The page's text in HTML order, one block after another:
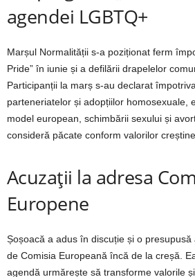
agendei LGBTQ+
Marșul Normalității s-a poziționat ferm
Pride” în iunie și a defilării drapelelor
Participanții la marș s-au declarat
parteneriatelor și adopțiilor homosexuale,
model european, schimbării sexului și
consideră păcate conform valorilor creștine.
Acuzații la adresa
Europene
Șoșoacă a adus în discuție și o
de Comisia Europeană încă de la creșă.
agendă urmărește să transforme valorile